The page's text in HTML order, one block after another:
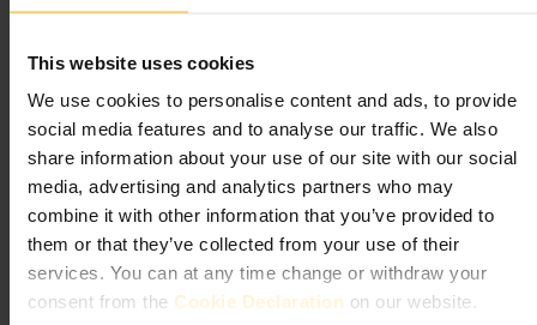
This website uses cookies
We use cookies to personalise content and ads, to provide
social media features and to analyse our traffic. We also
share information about your use of our site with our social
media, advertising and analytics partners who may
combine it with other information that you’ve provided to
them or that they’ve collected from your use of their
services. You can at any time change or withdraw your
consent from the Cookie Declaration on our website.
Temple Bar.”
Adatto a
#Vegano #Burgersvegani #Ciboinformale #TempleBar #Dublino
#Takeaway
Cosa aspettarsi
Menu concentrato su burger vegani e salse fatte in casa. Porzioni